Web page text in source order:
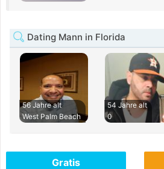
Dating Mann in Florida
56 Jahre alt
West Palm Beach
54 Jahre alt
0
Gratis